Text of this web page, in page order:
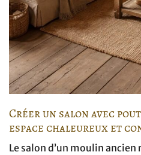
Créer un salon avec
espace chaleureux et
Le salon d’un moulin